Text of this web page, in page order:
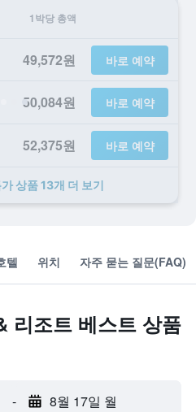
1박당 총액
49,572원 바로 예약
50,084원 바로 예약
52,375원 바로 예약
상품 13개 ​더 ​보기
텔 위치 자주 묻는 질문(FAQ)
리조트 베스트 상품
- 8월 17일 월